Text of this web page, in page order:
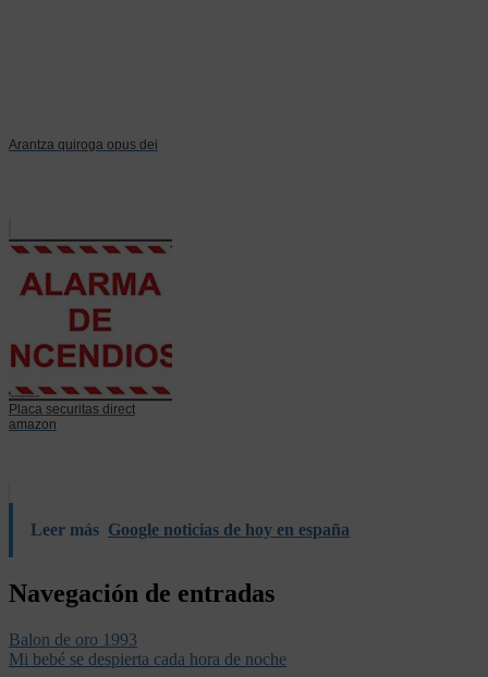
Arantza quiroga opus dei
Placa securitas direct
amazon
Leer más Google noticias de hoy en españa
Navegación de entradas
Balon de oro 1993
Mi bebé se despierta cada hora de noche